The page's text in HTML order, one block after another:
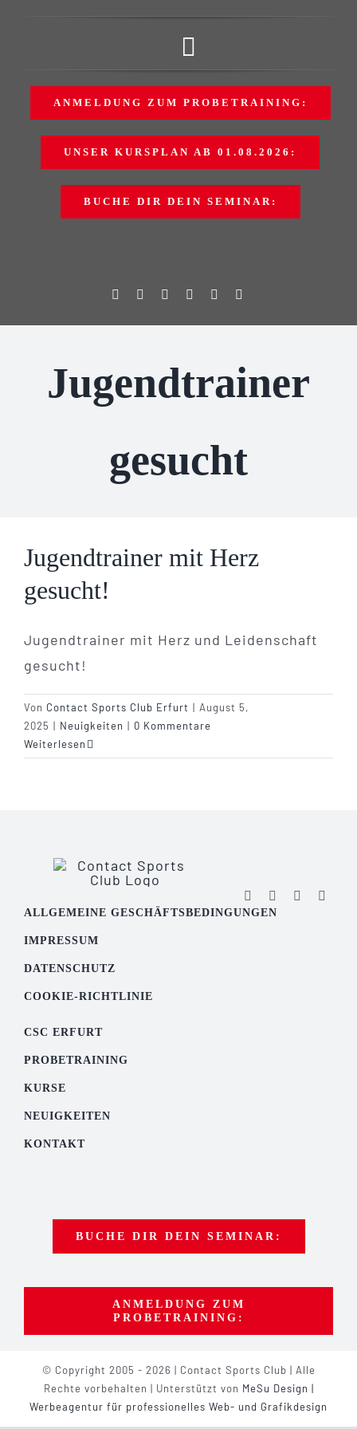
Toggle
Navigation
CSC ERFURT
Kursplan
Probetraining
Kontakt
ANMELDUNG ZUM PROBETRAINING:
UNSER KURSPLAN AB 01.08.2026:
BUCHE DIR DEIN SEMINAR:
Jugendtrainer
gesucht
Jugendtrainer mit Herz
gesucht!
Jugendtrainer mit Herz und Leidenschaft
gesucht!
Von Contact Sports Club Erfurt | August 5,
2025 | Neuigkeiten | 0 Kommentare
Weiterlesen
ALLGEMEINE GESCHÄFTSBEDINGUNGEN
IMPRESSUM
DATENSCHUTZ
COOKIE-RICHTLINIE
CSC ERFURT
PROBETRAINING
KURSE
NEUIGKEITEN
KONTAKT
BUCHE DIR DEIN SEMINAR:
ANMELDUNG ZUM
PROBETRAINING:
© Copyright 2005 - 2026 | Contact Sports Club | Alle
Rechte vorbehalten | Unterstützt von MeSu Design |
Werbeagentur für professionelles Web- und Grafikdesign